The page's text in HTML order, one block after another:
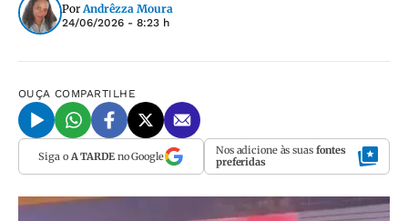
Por Andrêzza Moura
24/06/2026 - 8:23 h
OUÇA COMPARTILHE
Siga o A TARDEno Google Nos adicione às suas fontes
preferidas